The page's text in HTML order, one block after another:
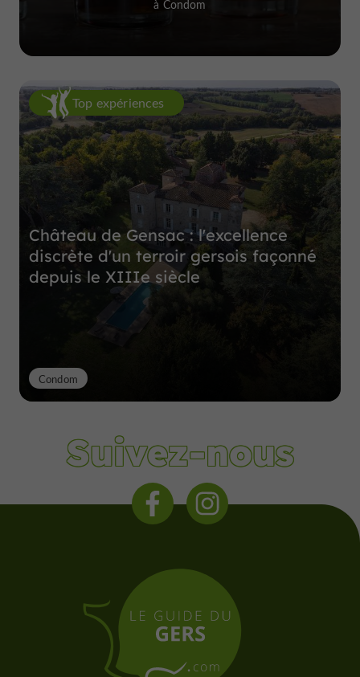
à Condom
Top expériences
Château de Gensac : l'excellence
discrète d'un terroir gersois façonné
depuis le XIIIe siècle
Condom
Suivez-nous